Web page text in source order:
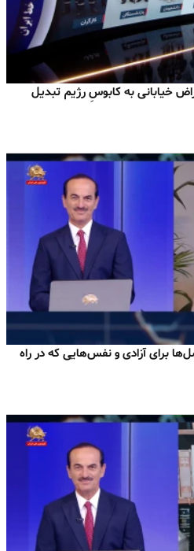
خیابانی به کابوسِ رژیم تبدیل
برای آزادی و نفس‌هایی که در راه